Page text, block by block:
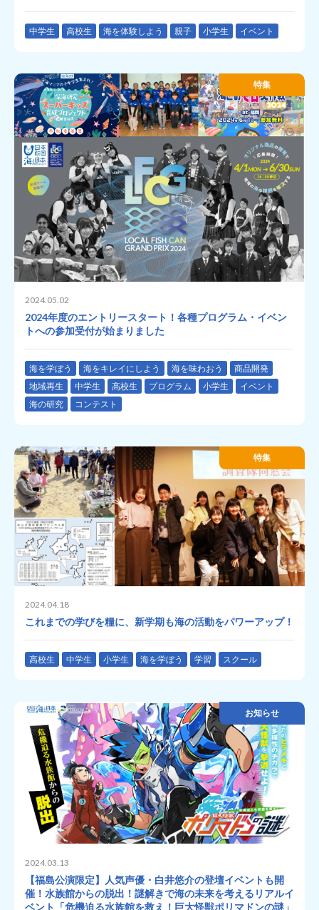
中学生 高校生 海を体験しよう 親子 小学生 イベント
特集
2024.05.02
2024年度のエントリースタート！各種プログラム・イベン
トへの参加受付が始まりました
海を学ぼう 海をキレイにしよう 海を味わおう
商品開発
地域再生
中学生 高校生 プログラム 小学生
イベント
海の研究
コンテスト
特集
2024.04.18
これまでの学びを糧に、新学期も海の活動をパワーアップ！
高校生 中学生 小学生 海を学ぼう 学習 スクール
お知らせ
2024.03.13
【福島公演限定】人気声優・白井悠介の登壇イベントも開
催！水族館からの脱出！謎解きで海の未来を考えるリアルイ
ベント「危機迫る水族館を救え！巨大怪獣ポリマドンの謎​​」